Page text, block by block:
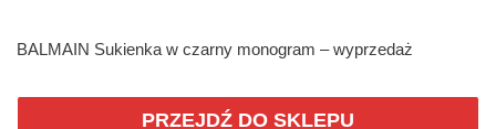
BALMAIN Sukienka w czarny monogram – wyprzedaż
PRZEJDŹ DO SKLEPU